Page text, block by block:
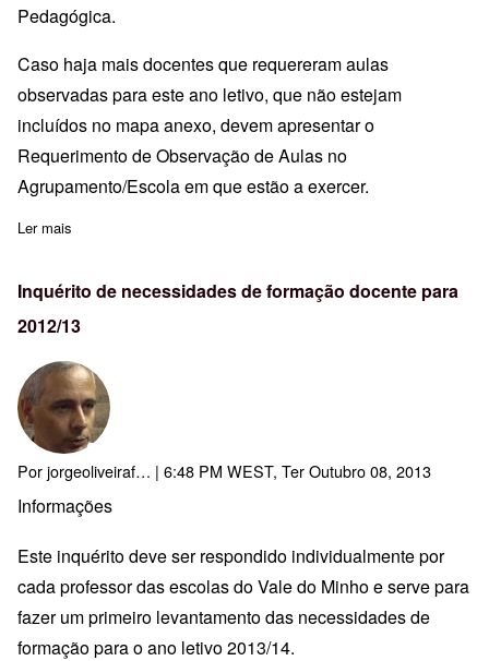
Pedagógica.
Caso haja mais docentes que requereram aulas
observadas para este ano letivo, que não estejam
incluídos no mapa anexo, devem apresentar o
Requerimento de Observação de Aulas no
Agrupamento/Escola em que estão a exercer.
Ler mais
Inquérito de necessidades de formação docente para
2012/13
Porjorgeoliveiraf… | 6:48 PM WEST, Ter Outubro 08, 2013
Informações
Este inquérito deve ser respondido individualmente por
cada professor das escolas do Vale do Minho e serve para
fazer um primeiro levantamento das necessidades de
formação para o ano letivo 2013/14.